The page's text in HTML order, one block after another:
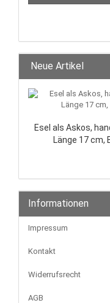
Neue Artikel
Esel als Askos,
Länge 17 cm,
Informationen
Impressum
Kontakt
Widerrufsrecht
AGB